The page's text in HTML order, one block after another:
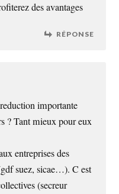
des avantages
RÉPONSE
importante
? Tant mieux pour eux
entreprises des
suez, sicae…). C est
(secreur